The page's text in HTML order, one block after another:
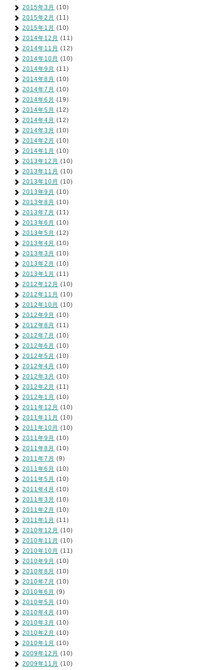
2015年3月 (10)
2015年2月 (11)
2015年1月 (10)
2014年12月 (11)
2014年11月 (12)
2014年10月 (10)
2014年9月 (11)
2014年8月 (10)
2014年7月 (10)
2014年6月 (19)
2014年5月 (12)
2014年4月 (12)
2014年3月 (10)
2014年2月 (10)
2014年1月 (10)
2013年12月 (10)
2013年11月 (10)
2013年10月 (10)
2013年9月 (10)
2013年8月 (10)
2013年7月 (11)
2013年6月 (10)
2013年5月 (12)
2013年4月 (10)
2013年3月 (10)
2013年2月 (10)
2013年1月 (11)
2012年12月 (10)
2012年11月 (10)
2012年10月 (10)
2012年9月 (10)
2012年8月 (11)
2012年7月 (10)
2012年6月 (10)
2012年5月 (10)
2012年4月 (10)
2012年3月 (10)
2012年2月 (11)
2012年1月 (10)
2011年12月 (10)
2011年11月 (10)
2011年10月 (10)
2011年9月 (10)
2011年8月 (10)
2011年7月 (9)
2011年6月 (10)
2011年5月 (10)
2011年4月 (10)
2011年3月 (10)
2011年2月 (10)
2011年1月 (11)
2010年12月 (10)
2010年11月 (10)
2010年10月 (11)
2010年9月 (10)
2010年8月 (10)
2010年7月 (10)
2010年6月 (9)
2010年5月 (10)
2010年4月 (10)
2010年3月 (10)
2010年2月 (10)
2010年1月 (10)
2009年12月 (10)
2009年11月 (10)